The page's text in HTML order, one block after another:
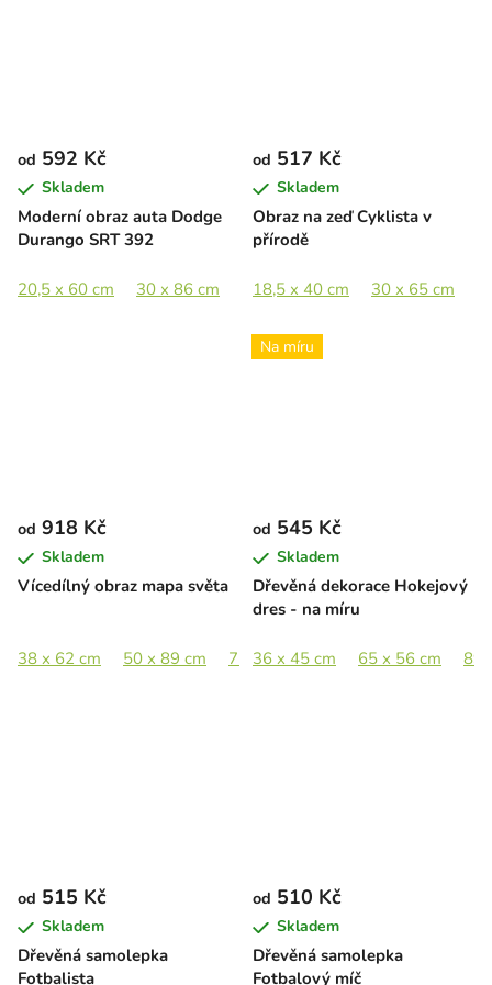
Moderní obraz auta Dodge
Durango SRT 392
od 592 Kč
Skladem
20,5 x 60 cm 30 x 86 cm 35,5 x 103 cm 46 x 133 cm
Obraz na zeď Cyklista v
přírodě
od 517 Kč
Skladem
18,5 x 40 cm 30 x 65 cm
Vícedílný obraz mapa světa
od 918 Kč
Skladem
38 x 62 cm 50 x 89 cm 75 x 133 cm 89 x 158 cm
Na míru
Dřevěná dekorace Hokejový
dres - na míru
od 545 Kč
Skladem
36 x 45 cm 65 x 56 cm 89
Dřevěná samolepka
Fotbalista
od 515 Kč
Skladem
Dřevěná samolepka
Fotbalový míč
od 510 Kč
Skladem